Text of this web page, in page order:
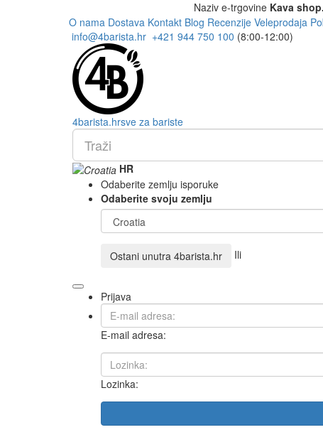
Naziv e-trgovine Kava
O nama Dostava Kontakt Blog Recenzije Veleprodaja
info@4barista.hr +421 944 750 100 (8:00-12:00)
4barista.hrsve za bariste
HR
Odaberite zemlju isporuke
Odaberite svoju zemlju
Ostani unutra 4barista.hr Ili
Prijava
E-mail adresa:
Lozinka: